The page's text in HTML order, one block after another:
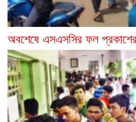
অবশেষে এসএসসির ফল